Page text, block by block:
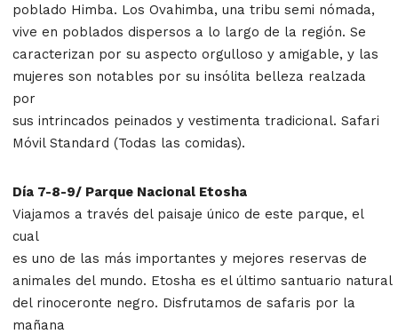
poblado Himba. Los Ovahimba, una tribu semi nómada,
vive en poblados dispersos a lo largo de la región. Se
caracterizan por su aspecto orgulloso y amigable, y las
mujeres son notables por su insólita belleza realzada
por
sus intrincados peinados y vestimenta tradicional. Safari
Móvil Standard (Todas las comidas).
Día 7-8-9/ Parque Nacional Etosha
Viajamos a través del paisaje único de este parque, el
cual
es uno de las más importantes y mejores reservas de
animales del mundo. Etosha es el último santuario natural
del rinoceronte negro. Disfrutamos de safaris por la
mañana